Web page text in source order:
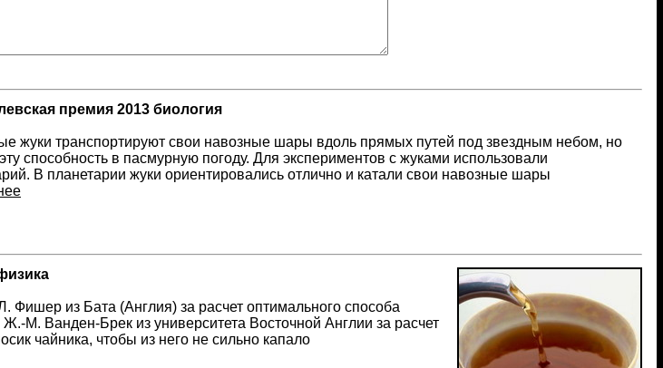
премия 2013 биология
жуки транспортируют свои навозные шары вдоль прямых путей под звездным небом, но
способность в пасмурную погоду. Для экспериментов с жуками использовали
В планетарии жуки ориентировались отлично и катали свои навозные шары
Фишер из Бата (Англия) за расчет оптимального способа
М. Ванден-Брек из университета Восточной Англии за расчет
чайника, чтобы из него не сильно капало